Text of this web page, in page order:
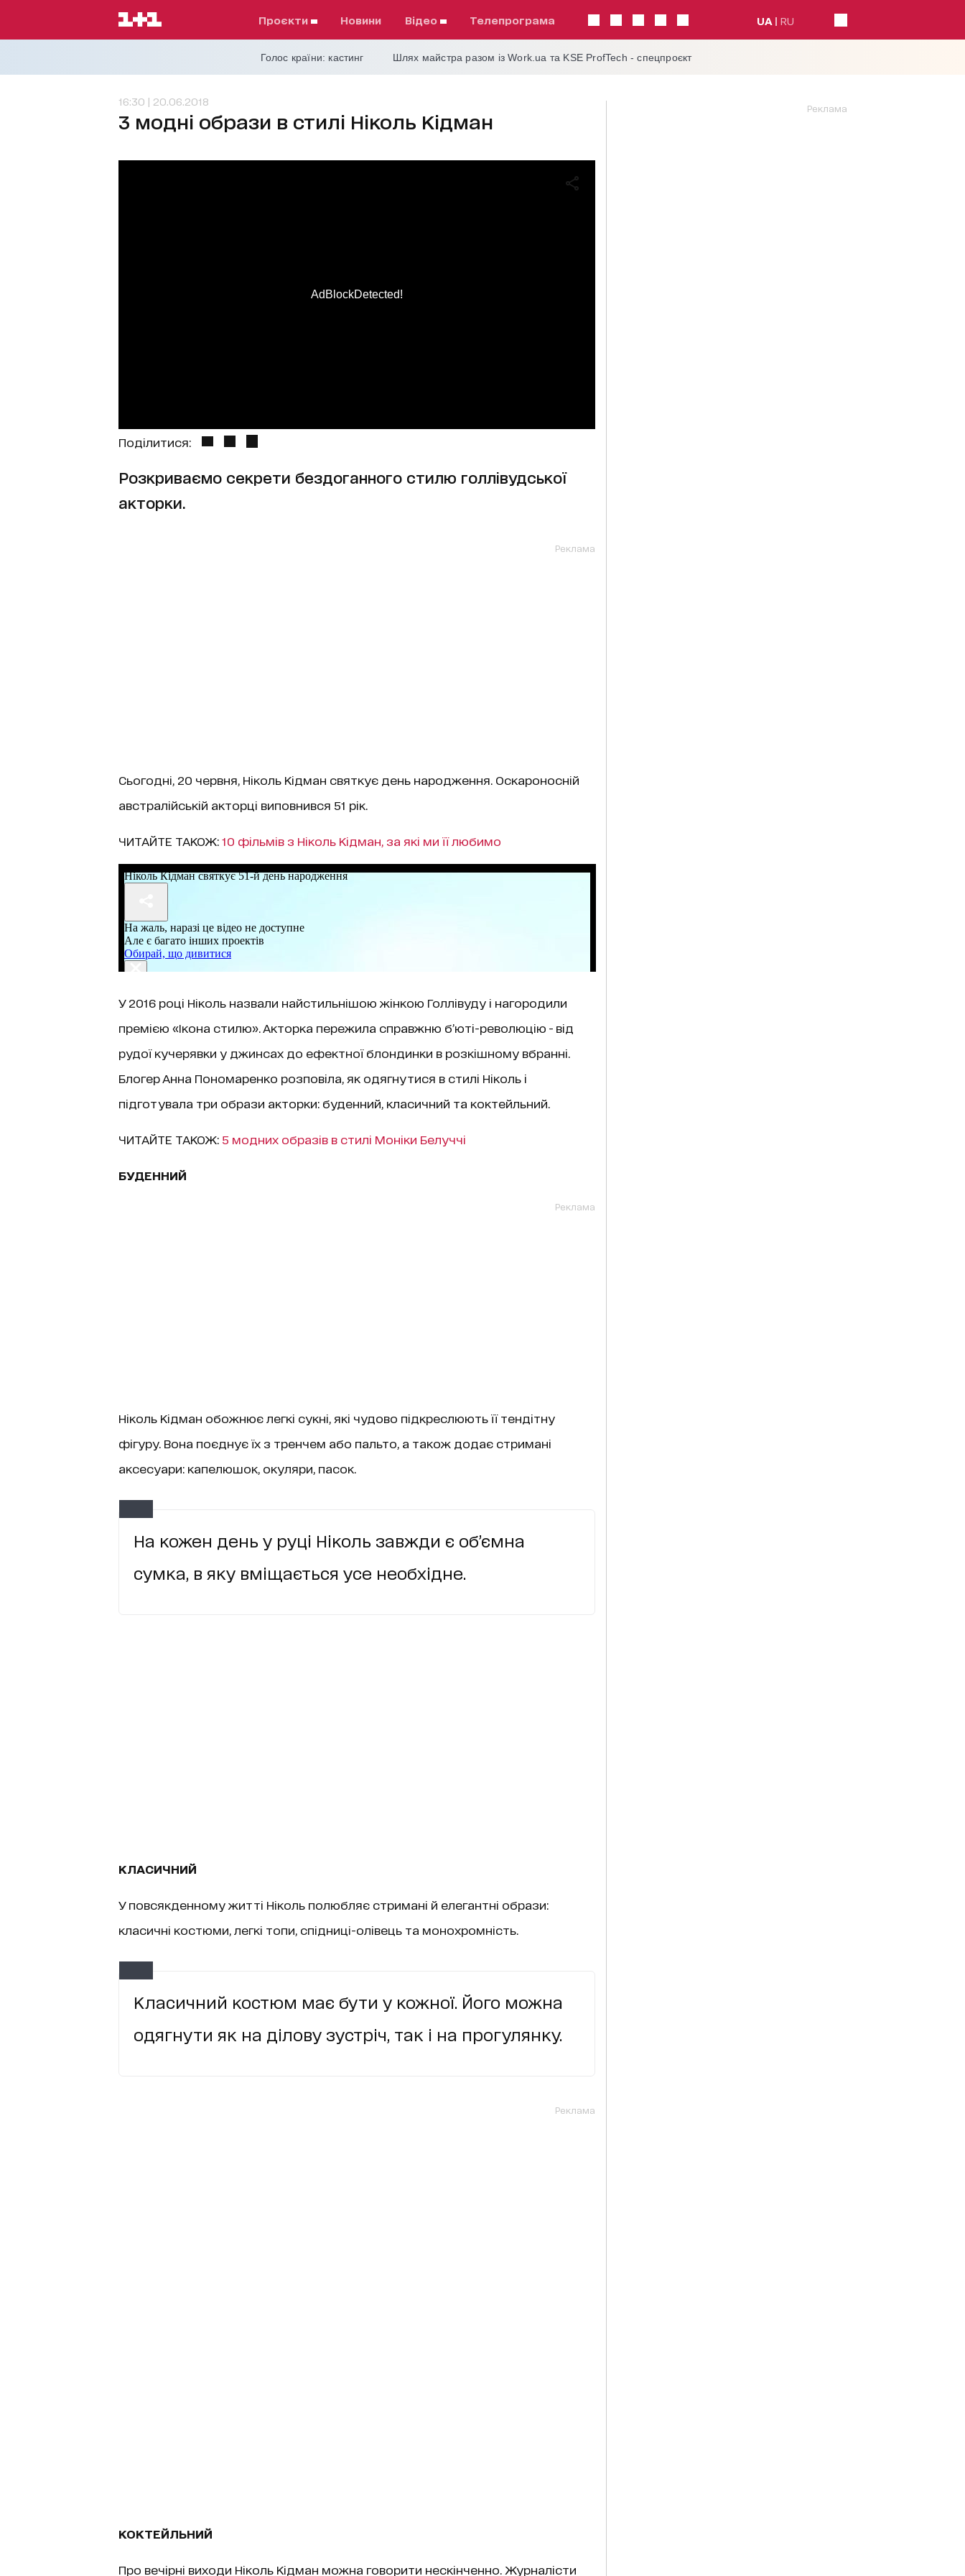
проєкти Новини відео телепрограма UA RU
Голос країни: кастинг Шлях майстра разом із Work.ua та KSE ProfTech - спецпроєкт
16:30 | 20.06.2018
3 модні образи в стилі Ніколь Кідман
AdBlockDetected!
Поділитися:
Розкриваємо секрети бездоганного стилю голлівудської
акторки.
Реклама
Сьогодні, 20 червня, Ніколь Кідман святкує день народження. Оскароносній
австралійській акторці виповнився 51 рік.
ЧИТАЙТЕ ТАКОЖ: 10 фільмів з Ніколь Кідман, за які ми її любимо
У 2016 році Ніколь назвали найстильнішою жінкою Голлівуду і нагородили
премією «Ікона стилю». Акторка пережила справжню б’юті-революцію - від
рудої кучерявки у джинсах до ефектної блондинки в розкішному вбранні.
Блогер Анна Пономаренко розповіла, як одягнутися в стилі Ніколь і
підготувала три образи акторки: буденний, класичний та коктейльний.
ЧИТАЙТЕ ТАКОЖ: 5 модних образів в стилі Моніки Белуччі
БУДЕННИЙ
Реклама
Ніколь Кідман обожнює легкі сукні, які чудово підкреслюють її тендітну
фігуру. Вона поєднує їх з тренчем або пальто, а також додає стримані
аксесуари: капелюшок, окуляри, пасок.
На кожен день у руці Ніколь завжди є об’ємна
сумка, в яку вміщається усе необхідне.
КЛАСИЧНИЙ
У повсякденному житті Ніколь полюбляє стримані й елегантні образи:
класичні костюми, легкі топи, спідниці-олівець та монохромність.
Класичний костюм має бути у кожної. Його можна
одягнути як на ділову зустріч, так і на прогулянку.
Реклама
КОКТЕЙЛЬНИЙ
Про вечірні виходи Ніколь Кідман можна говорити нескінченно. Журналісти
Реклама